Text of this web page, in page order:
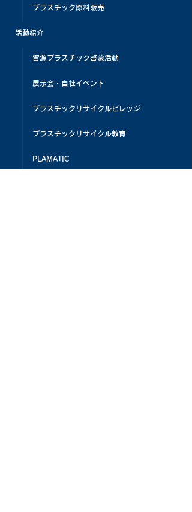
プラスチック原料販売
活動紹介
資源プラスチック啓蒙活動
展示会・自社イベント
プラスチックリサイクルビレッジ
プラスチックリサイクル教育
PLAMATIC